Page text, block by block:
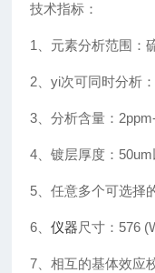
技术指标：
1、元素分析范围：
2、yi次可同时分析
3、分析含量：
4、镀层厚度：
5、任意多个可选择
6、仪器尺寸：576
7、相互的基体效应